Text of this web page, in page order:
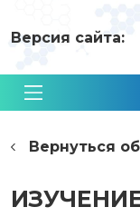
Версия сайта:
Вернуться